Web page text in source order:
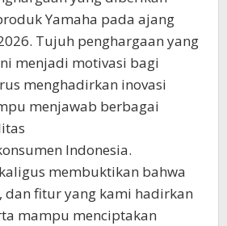
Yamaha pada ajang
Tujuh penghargaan yang
menjadi motivasi bagi
menghadirkan inovasi
menjawab berbagai
Indonesia.
membuktikan bahwa
dan fitur yang kami hadirkan
mampu menciptakan